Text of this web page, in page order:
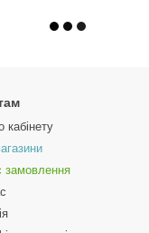
кабінету
замовлення